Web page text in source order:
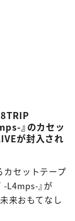
』のカセッ
が封入され
カセットテープ
-L4mps-』が
来おもてなし